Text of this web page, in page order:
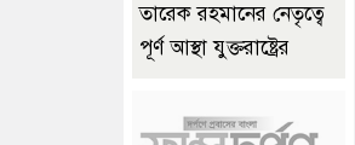
তারেক রহমানের নেতৃত্বে
পূর্ণ আস্থা যুক্তরাষ্ট্রের